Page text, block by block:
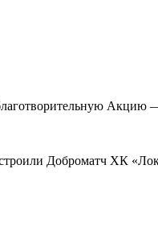
Доброматч ХК